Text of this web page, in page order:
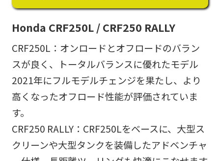
Honda CRF250L / CRF250 RALLY
CRF250L：オンロードとオフロードのバラン
スが良く、トータルバランスに優れたモデル
2021年にフルモデルチェンジを果たし、より
高くなったオフロード性能が評価されていま
す。
CRF250 RALLY：CRF250Lをベースに、大型ス
クリーンや大型タンクを装備したアドベンチャ